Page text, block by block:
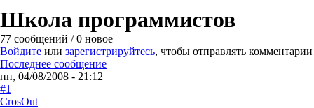
Школа программистов
77 сообщений / 0 новое
Войдите или зарегистрируйтесь, чтобы отправлять комментарии
Последнее сообщение
пн, 04/08/2008 - 21:12
#1
CrosOut